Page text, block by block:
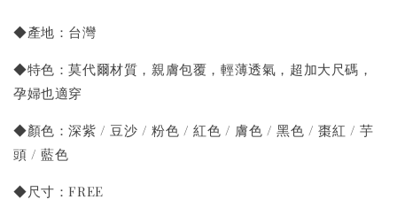
◆產地：台灣
◆特色：莫代爾材質，親膚包覆，輕薄透氣，超加大尺碼，
孕婦也適穿
◆顏色：深紫 / 豆沙 / 粉色 / 紅色 / 膚色 / 黑色 / 棗紅 / 芋
頭 / 藍色
◆尺寸：FREE